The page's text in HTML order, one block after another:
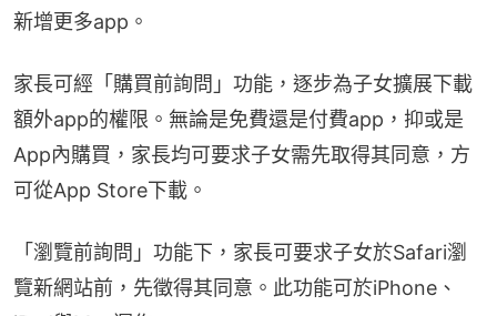
新增更多app。
家長可經「購買前詢問」功能，逐步為子女擴展下載
額外app的權限。無論是免費還是付費app，抑或是
App內購買，家長均可要求子女需先取得其同意，方
可從App Store下載。
「瀏覽前詢問」功能下，家長可要求子女於Safari瀏
覽新網站前，先徵得其同意。此功能可於iPhone、